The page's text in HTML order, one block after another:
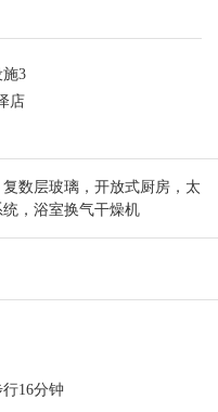
3
店
数层玻璃，开放式厨房，太
统，浴室换气干燥机
16分钟